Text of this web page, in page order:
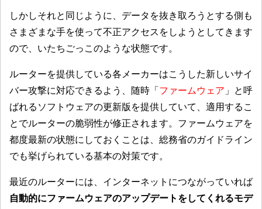
しかしそれと同じように、データを抜き取ろうとする側も
さまざまな手を使って不正アクセスをしようとしてきます
ので、いたちごっこのような状態です。
ルーターを提供している各メーカーはこうした新しいサイ
バー攻撃に対応できるよう、随時「 ファームウェア 」と呼
ばれるソフトウェアの更新版を提供していて、適用するこ
とでルーターの脆弱性が修正されます。ファームウェアを
都度最新の状態にしておくことは、総務省のガイドライン
でも挙げられている基本の対策です。
最近のルーターには、インターネットにつながっていれば
自動的にファームウェアのアップデートをしてくれるモデ